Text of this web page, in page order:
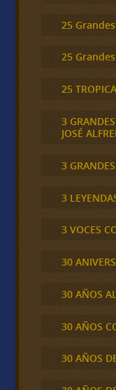
25
25
25
3
JOSÉ
3
3
3 VOCES
30
30 AÑOS
30 AÑOS
30 AÑOS